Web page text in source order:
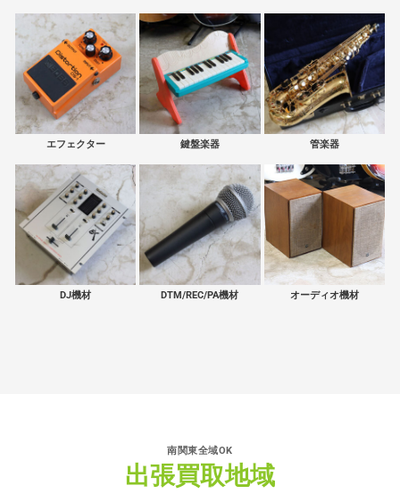
エフェクター 鍵盤楽器 管楽器
DJ機材 DTM/REC/PA機材 オーディオ機材
南関東全域OK
出張買取地域